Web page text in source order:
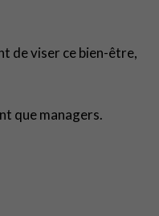
de viser ce bien-être,
que managers.